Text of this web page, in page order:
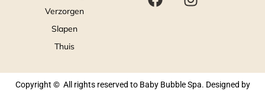
Verzorgen
Slapen
Thuis
Copyright © All rights reserved to Baby Bubble Spa. Designed by